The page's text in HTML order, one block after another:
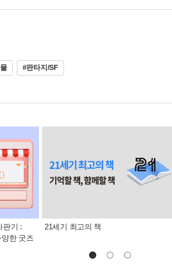
#판타지/SF
판기 :
한 굿즈
21세기 최고의 책